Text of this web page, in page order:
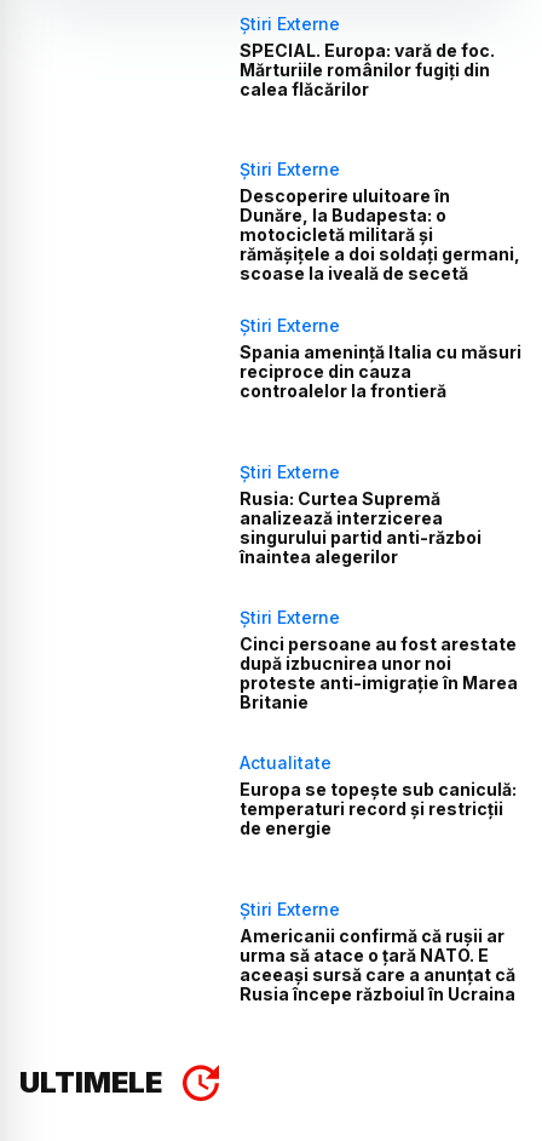
Știri Externe
SPECIAL. Europa: vară de foc.
Mărturiile românilor fugiți din
calea flăcărilor
Știri Externe
Descoperire uluitoare în
Dunăre, la Budapesta: o
motocicletă militară și
rămășițele a doi soldați germani,
scoase la iveală de secetă
Știri Externe
Spania amenință Italia cu măsuri
reciproce din cauza
controalelor la frontieră
Știri Externe
Rusia: Curtea Supremă
analizează interzicerea
singurului partid anti-război
înaintea alegerilor
Știri Externe
Cinci persoane au fost arestate
după izbucnirea unor noi
proteste anti-imigrație în Marea
Britanie
Actualitate
Europa se topește sub caniculă:
temperaturi record și restricții
de energie
Știri Externe
Americanii confirmă că rușii ar
urma să atace o țară NATO. E
aceeași sursă care a anunțat că
Rusia începe războiul în Ucraina
ULTIMELE